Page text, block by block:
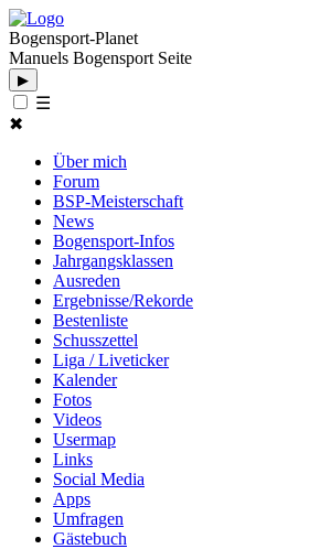
Bogensport-Planet
Manuels Bogensport Seite
▶
☰
✖
Über mich
Forum
BSP-Meisterschaft
News
Bogensport-Infos
Jahrgangsklassen
Ausreden
Ergebnisse/Rekorde
Bestenliste
Schusszettel
Liga / Liveticker
Kalender
Fotos
Videos
Usermap
Links
Social Media
Apps
Umfragen
Gästebuch